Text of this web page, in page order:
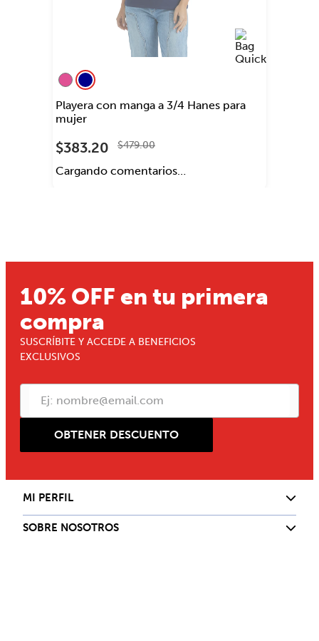
Playera con manga a 3/4 Hanes para
mujer
$383.20 $479.00
☆☆☆☆☆ (0)
10% OFF en tu primera
compra
SUSCRÍBITE Y ACCEDE A BENEFICIOS
EXCLUSIVOS
OBTENER DESCUENTO
MI PERFIL
SOBRE NOSOTROS